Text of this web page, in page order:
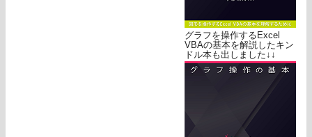
グラフを操作するExcel
VBAの基本を解説したキン
ドル本も出しました↓↓